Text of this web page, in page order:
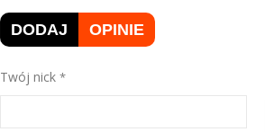
DODAJ OPINIE
Twój nick